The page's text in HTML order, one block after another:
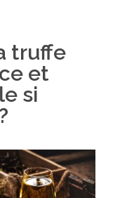
truffe
et
si